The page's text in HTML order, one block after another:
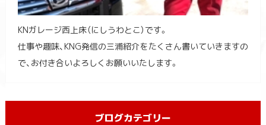
KNガレージ西上床（にしうわとこ）です。
仕事や趣味、KNG発信の三浦紹介をたくさん書いていきますの
で、お付き合いよろしくお願いいたします。
ブログカテゴリー